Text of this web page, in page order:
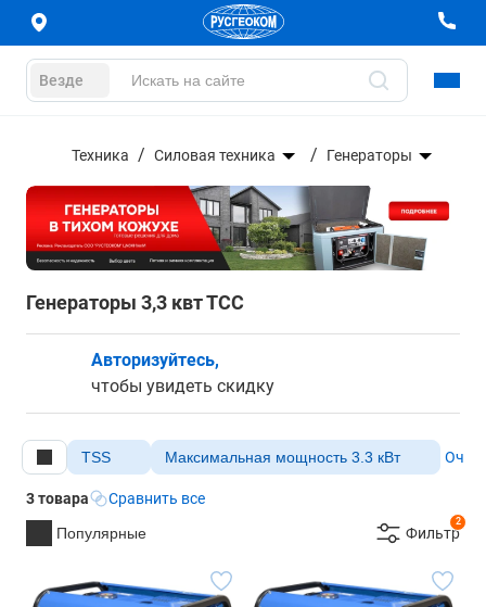
Везде
Техника Силовая техника Генераторы
Генераторы 3,3 квт ТСС
Авторизуйтесь,
чтобы увидеть скидку
TSS Максимальная мощность 3.3 кВт
3 товара
Сравнить все
Популярные
2
Фильтр